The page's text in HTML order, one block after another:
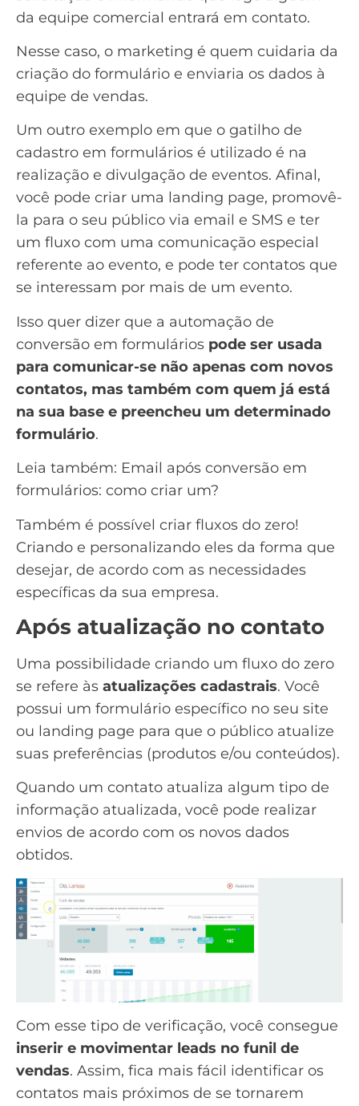
da equipe comercial entrará em contato.
Nesse caso, o marketing é quem cuidaria da
criação do formulário e enviaria os dados à
equipe de vendas.
Um outro exemplo em que o gatilho de
cadastro em formulários é utilizado é na
realização e divulgação de eventos. Afinal,
você pode criar uma landing page, promovê-
la para o seu público via email e SMS e ter
um fluxo com uma comunicação especial
referente ao evento, e pode ter contatos que
se interessam por mais de um evento.
Isso quer dizer que a automação de
conversão em formulários pode ser usada
para comunicar-se não apenas com novos
contatos, mas também com quem já está
na sua base e preencheu um determinado
formulário.
Leia também: Email após conversão em
formulários: como criar um?
Também é possível criar fluxos do zero!
Criando e personalizando eles da forma que
desejar, de acordo com as necessidades
específicas da sua empresa.
Após atualização no contato
Uma possibilidade criando um fluxo do zero
se refere às atualizações cadastrais. Você
possui um formulário específico no seu site
ou landing page para que o público atualize
suas preferências (produtos e/ou conteúdos).
Quando um contato atualiza algum tipo de
informação atualizada, você pode realizar
envios de acordo com os novos dados
obtidos.
Com esse tipo de verificação, você consegue
inserir e movimentar leads no funil de
vendas. Assim, fica mais fácil identificar os
contatos mais próximos de se tornarem